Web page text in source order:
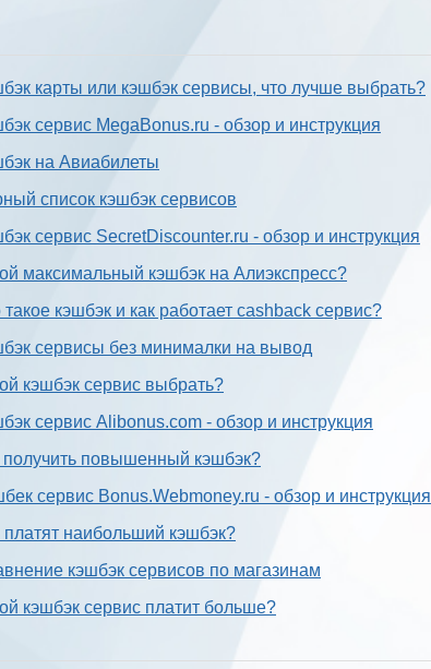
карты или кэшбэк сервисы, что лучше выбрать?
сервис MegaBonus.ru - обзор и инструкция
на Авиабилеты
список кэшбэк сервисов
сервис SecretDiscounter.ru - обзор и инструкция
максимальный кэшбэк на Алиэкспресс?
такое кэшбэк и как работает cashback сервис?
сервисы без минималки на вывод
кэшбэк сервис выбрать?
сервис Alibonus.com - обзор и инструкция
получить повышенный кэшбэк?
сервис Bonus.Webmoney.ru - обзор и инструкция
платят наибольший кэшбэк?
кэшбэк сервисов по магазинам
кэшбэк сервис платит больше?